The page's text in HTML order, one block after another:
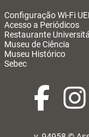
Configuração Wi-Fi UEL
Acesso a Periódicos
Restaurante
Museu de Ciência
Museu Histórico
Sebec